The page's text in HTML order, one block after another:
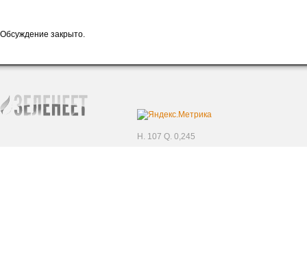
Обсуждение закрыто.
H. 107 Q. 0,245